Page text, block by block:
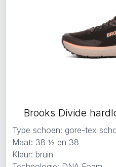
Brooks Divide
Type schoen: gore-tex
Maat: 38 ½ en 38
Kleur: bruin